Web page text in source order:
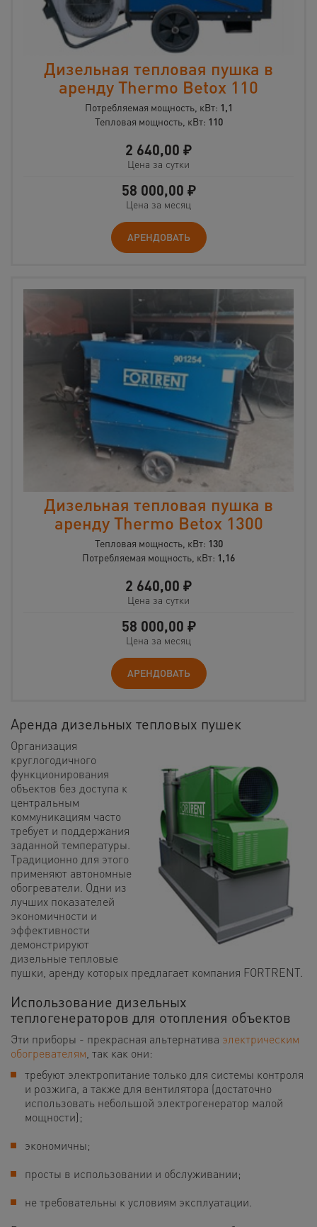
Дизельная тепловая пушка в
аренду Thermo Betox 110
Потребляемая мощность, кВт: 1,1
Тепловая мощность, кВт: 110
2 640,00 ₽
Цена за сутки
58 000,00 ₽
Цена за месяц
АРЕНДОВАТЬ
Дизельная тепловая пушка в
аренду Thermo Betox 1300
Тепловая мощность, кВт: 130
Потребляемая мощность, кВт: 1,16
2 640,00 ₽
Цена за сутки
58 000,00 ₽
Цена за месяц
АРЕНДОВАТЬ
Аренда дизельных тепловых пушек
Организация
круглогодичного
функционирования
объектов без доступа к
центральным
коммуникациям часто
требует и поддержания
заданной температуры.
Традиционно для этого
применяют автономные
обогреватели. Одни из
лучших показателей
экономичности и
эффективности
демонстрируют
дизельные тепловые
пушки, аренду которых предлагает компания FORTRENT.
Использование дизельных
теплогенераторов для отопления объектов
Эти приборы - прекрасная альтернатива электрическим
обогревателям, так как они:
требуют электропитание только для системы контроля
и розжига, а также для вентилятора (достаточно
использовать небольшой электрогенератор малой
мощности);
экономичны;
просты в использовании и обслуживании;
не требовательны к условиям эксплуатации.